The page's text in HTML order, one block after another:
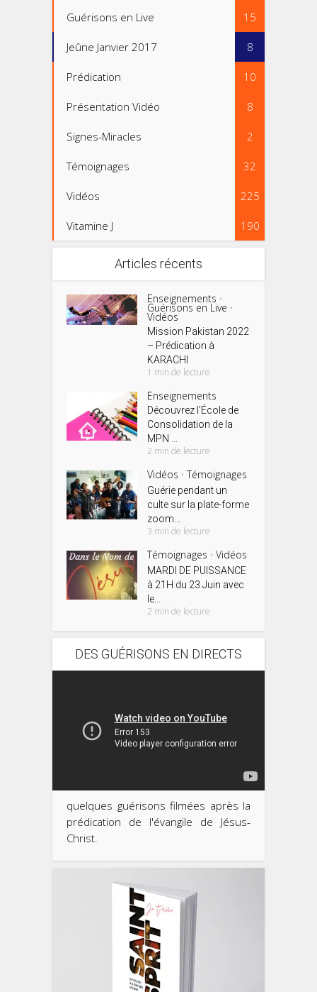
Guérisons en Live 15
Jeûne Janvier 2017 8
Prédication 10
Présentation Vidéo 8
Signes-Miracles 2
Témoignages 32
Vidéos 225
Vitamine J 190
Articles récents
Enseignements •
Guérisons en Live •
Vidéos
Mission Pakistan 2022
– Prédication à
KARACHI
1 min de lecture
Enseignements
Découvrez l’École de
Consolidation de la
MPN ...
2 min de lecture
Vidéos • Témoignages
Guérie pendant un
culte sur la plate-forme
zoom...
3 min de lecture
Témoignages • Vidéos
MARDI DE PUISSANCE
à 21H du 23 Juin avec
le...
2 min de lecture
DES GUÉRISONS EN DIRECTS
quelques guérisons filmées après la
prédication de l'évangile de Jésus-
Christ.